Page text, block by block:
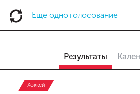
Еще одно голосование
Результаты
Хоккей